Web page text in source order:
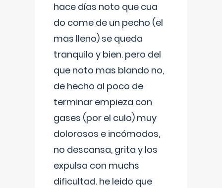
hace días noto que cua
do come de un pecho (el
mas lleno) se queda
tranquilo y bien. pero del
que noto mas blando no,
de hecho al poco de
terminar empieza con
gases (por el culo) muy
dolorosos e incómodos,
no descansa, grita y los
expulsa con muchs
dificultad. he leido que